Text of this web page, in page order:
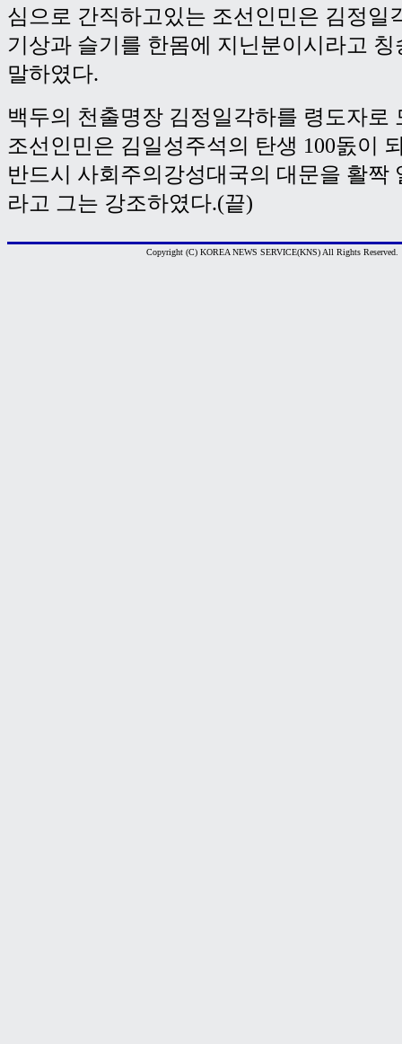
심으로 간직하고있는 조선인민은 김정일
기상과 슬기를 한몸에 지닌분이시라고
말하였다.
백두의 천출명장 김정일각하를 령도자로
조선인민은 김일성주석의 탄생 100돐이
반드시 사회주의강성대국의 대문을 활짝
라고 그는 강조하였다.(끝)
Copyright (C) KOREA NEWS SERVICE(KNS) All Rights Reserved.